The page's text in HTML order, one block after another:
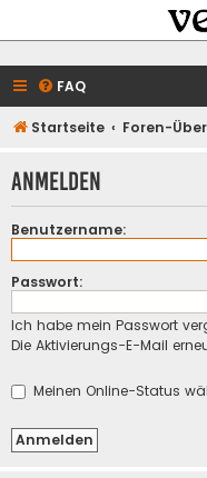
FAQ
Startseite Foren-
Anmelden
Benutzername:
Passwort:
Ich habe mein Passwort
Die Aktivierungs-E-Mail
Meinen Online-Status